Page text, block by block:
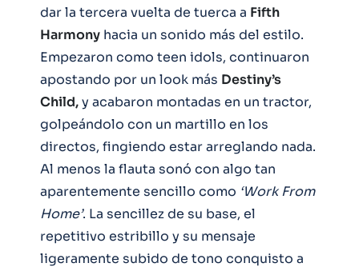
dar la tercera vuelta de tuerca a Fifth
Harmony hacia un sonido más del estilo.
Empezaron como teen idols, continuaron
apostando por un look más Destiny’s
Child,y acabaron montadas en un tractor,
golpeándolo con un martillo en los
directos, fingiendo estar arreglando nada.
Al menos la flauta sonó con algo tan
aparentemente sencillo como ‘Work From
Home’. La sencillez de su base, el
repetitivo estribillo y su mensaje
ligeramente subido de tono conquisto a